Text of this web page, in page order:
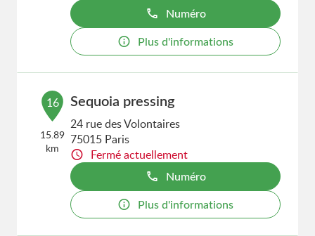
Numéro
Plus d'informations
16
15.89
km
Sequoia pressing
24 rue des Volontaires
75015 Paris
Fermé actuellement
Numéro
Plus d'informations